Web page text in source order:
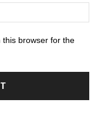
this browser for the